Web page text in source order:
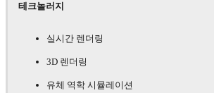
테크놀러지
실시간 렌더링
3D 렌더링
유체 역학 시뮬레이션